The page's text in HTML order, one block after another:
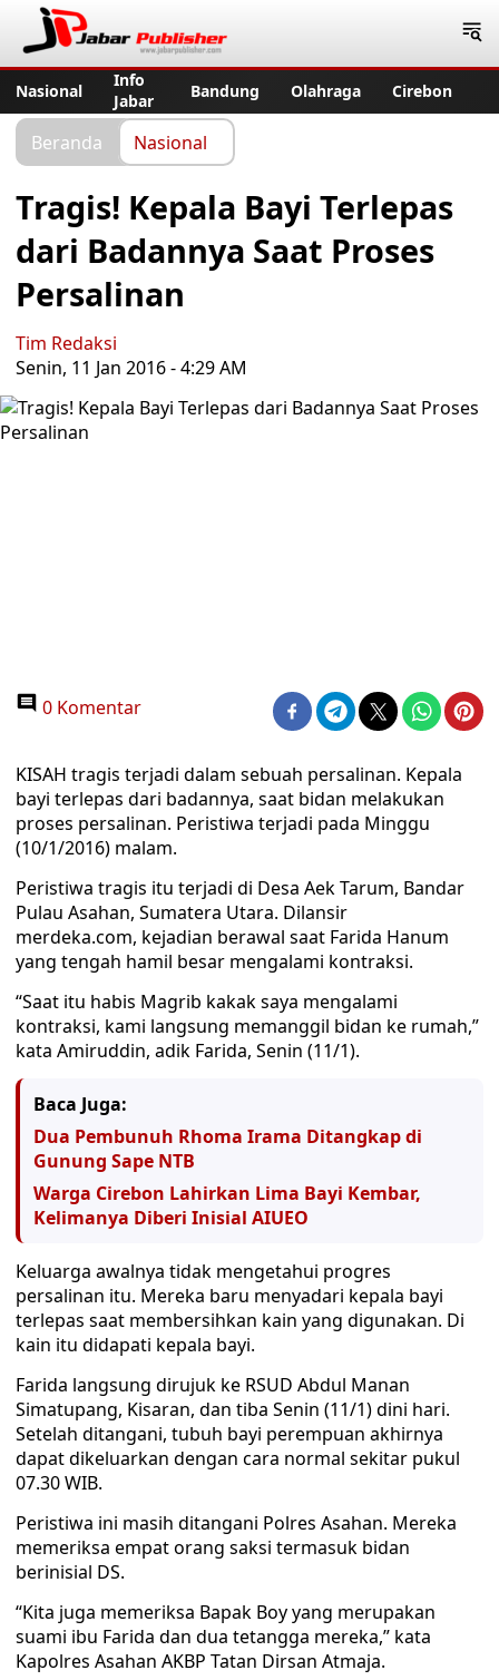
Nasional
Info
Jabar
Bandung Olahraga Cirebon
Beranda Nasional
Tragis! Kepala Bayi Terlepas
dari Badannya Saat Proses
Persalinan
Tim Redaksi
Senin, 11 Jan 2016 - 4:29 AM
0 Komentar
KISAH tragis terjadi dalam sebuah persalinan. Kepala
bayi terlepas dari badannya, saat bidan melakukan
proses persalinan. Peristiwa terjadi pada Minggu
(10/1/2016) malam.
Peristiwa tragis itu terjadi di Desa Aek Tarum, Bandar
Pulau Asahan, Sumatera Utara. Dilansir
merdeka.com, kejadian berawal saat Farida Hanum
yang tengah hamil besar mengalami kontraksi.
“Saat itu habis Magrib kakak saya mengalami
kontraksi, kami langsung memanggil bidan ke rumah,”
kata Amiruddin, adik Farida, Senin (11/1).
Baca Juga:
Dua Pembunuh Rhoma Irama Ditangkap di
Gunung Sape NTB
Warga Cirebon Lahirkan Lima Bayi Kembar,
Kelimanya Diberi Inisial AIUEO
Keluarga awalnya tidak mengetahui progres
persalinan itu. Mereka baru menyadari kepala bayi
terlepas saat membersihkan kain yang digunakan. Di
kain itu didapati kepala bayi.
Farida langsung dirujuk ke RSUD Abdul Manan
Simatupang, Kisaran, dan tiba Senin (11/1) dini hari.
Setelah ditangani, tubuh bayi perempuan akhirnya
dapat dikeluarkan dengan cara normal sekitar pukul
07.30 WIB.
Peristiwa ini masih ditangani Polres Asahan. Mereka
memeriksa empat orang saksi termasuk bidan
berinisial DS.
“Kita juga memeriksa Bapak Boy yang merupakan
suami ibu Farida dan dua tetangga mereka,” kata
Kapolres Asahan AKBP Tatan Dirsan Atmaja.